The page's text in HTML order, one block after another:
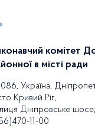
комітет
в місті ради
Україна,
Кривий Ріг,
Дніпровське шосе,
11-00